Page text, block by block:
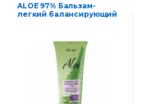
ALOE 97% Бальзам-
легкий балансирующий